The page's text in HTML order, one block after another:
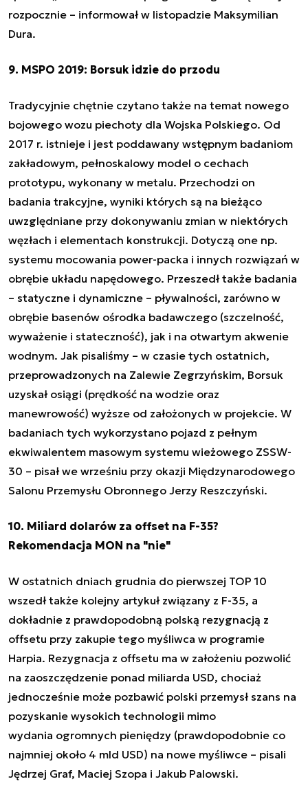
rozpocznie – informował w listopadzie Maksymilian
Dura.
9. MSPO 2019: Borsuk idzie do przodu
Tradycyjnie chętnie czytano także na temat nowego
bojowego wozu piechoty dla Wojska Polskiego. Od
2017 r. istnieje i jest poddawany wstępnym badaniom
zakładowym, pełnoskalowy model o cechach
prototypu, wykonany w metalu. Przechodzi on
badania trakcyjne, wyniki których są na bieżąco
uwzględniane przy dokonywaniu zmian w niektórych
węzłach i elementach konstrukcji. Dotyczą one np.
systemu mocowania power-packa i innych rozwiązań w
obrębie układu napędowego. Przeszedł także badania
– statyczne i dynamiczne – pływalności, zarówno w
obrębie basenów ośrodka badawczego (szczelność,
wyważenie i stateczność), jak i na otwartym akwenie
wodnym. Jak pisaliśmy – w czasie tych ostatnich,
przeprowadzonych na Zalewie Zegrzyńskim, Borsuk
uzyskał osiągi (prędkość na wodzie oraz
manewrowość) wyższe od założonych w projekcie. W
badaniach tych wykorzystano pojazd z pełnym
ekwiwalentem masowym systemu wieżowego ZSSW-
30 – pisał we wrześniu przy okazji Międzynarodowego
Salonu Przemysłu Obronnego Jerzy Reszczyński.
10. Miliard dolarów za offset na F-35?
Rekomendacja MON na "nie"
W ostatnich dniach grudnia do pierwszej TOP 10
wszedł także kolejny artykuł związany z F-35, a
dokładnie z prawdopodobną polską rezygnacją z
offsetu przy zakupie tego myśliwca w programie
Harpia. Rezygnacja z offsetu ma w założeniu pozwolić
na zaoszczędzenie ponad miliarda USD, chociaż
jednocześnie może pozbawić polski przemysł szans na
pozyskanie wysokich technologii mimo
wydania ogromnych pieniędzy (prawdopodobnie co
najmniej około 4 mld USD) na nowe myśliwce – pisali
Jędrzej Graf, Maciej Szopa i Jakub Palowski.